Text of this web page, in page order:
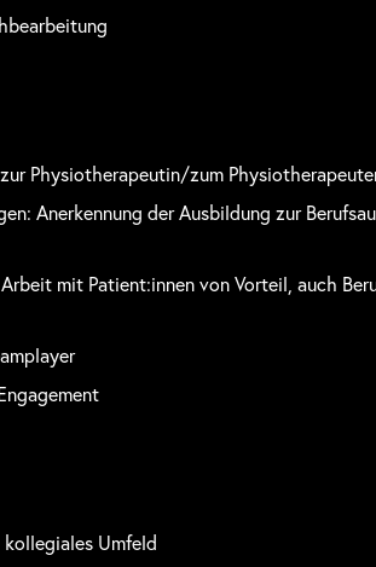
Physiotherapeutin/zum
Anerkennung der Ausbildung zur
mit Patient:innen von Vorteil, auch
Umfeld